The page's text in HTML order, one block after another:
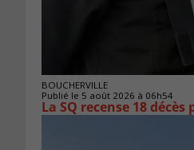
BOUCHERVILLE
Publié le 5 août 2026 à 06h54
La SQ recense 18